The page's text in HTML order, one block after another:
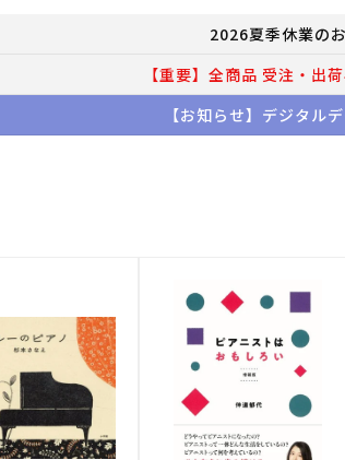
2026夏季休業の
【重要】全商品 受注・出
【お知らせ】デジタル